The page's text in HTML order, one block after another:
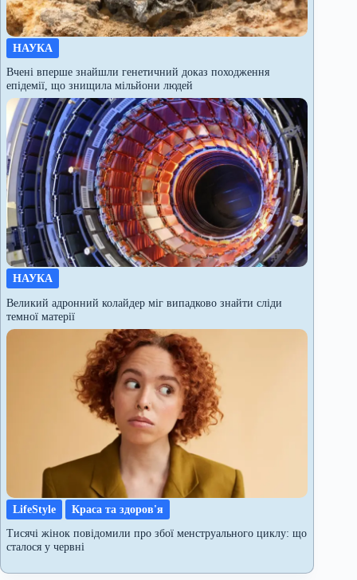
НАУКА
Вчені вперше знайшли генетичний доказ походження
епідемії, що знищила мільйони людей
НАУКА
Великий адронний колайдер міг випадково знайти сліди
темної матерії
LifeStyle
Краса та здоров'я
Тисячі жінок повідомили про збої менструального циклу: що
сталося у червні